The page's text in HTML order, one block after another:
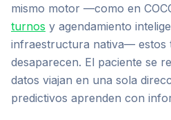
mismo motor —como en
turnos y agendamiento
infraestructura nativa— estos
desaparecen. El paciente se
datos viajan en una sola
predictivos aprenden con